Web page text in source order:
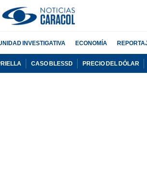
INVESTIGATIVA ECONOMÍA
CASO BLESSD PRECIO DEL DÓLAR